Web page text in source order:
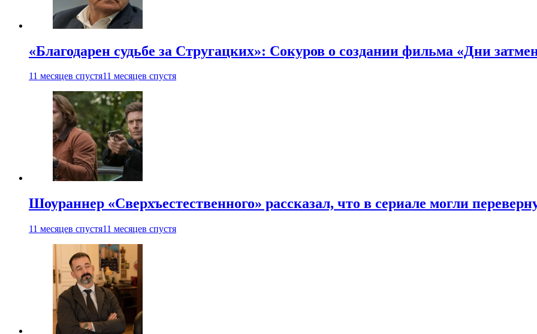
«Благодарен судьбе за Стругацких»: Сокуров о создании фильма «Дни
11 месяцев спустя11 месяцев спустя
Шоураннер «Сверхъестественного» рассказал, что в сериале могли
11 месяцев спустя11 месяцев спустя